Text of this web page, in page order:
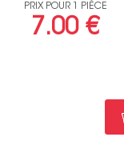
PRIX POUR 1 PIÈCE
7.00 €